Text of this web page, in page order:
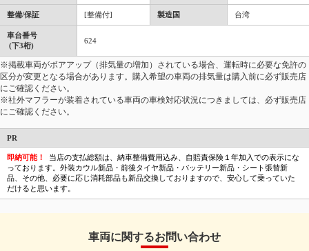
整備/保証 [整備付] 製造国 台湾
車台番号
(下3桁)
624
※掲載車両がボアアップ（排気量の増加）されている場合、運転時に必要な免許の
区分が変更となる場合があります。購入希望の車両の排気量は購入前に必ず販売店
にご確認ください。
※社外マフラーが装着されている車両の車検対応状況につきましては、必ず販売店
にご確認ください。
PR
即納可能！
当店の支払総額は、納車整備費用込み、自賠責保険１年加入での表示にな
っております。外装カウル新品・前後タイヤ新品・バッテリー新品・シート張替新
品、その他、必要に応じ消耗部品も新品交換しておりますので、安心して乗っていた
だけると思います。
車両に関するお問い合わせ